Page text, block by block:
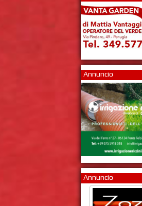
Annuncio
Annuncio